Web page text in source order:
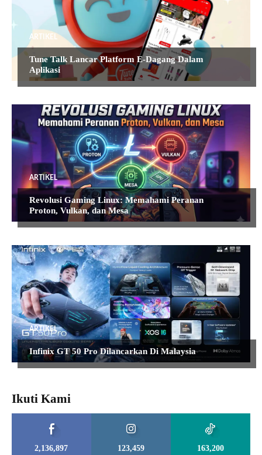
ARTIKEL
Tune Talk Lancar Platform E-Dagang Dalam
Aplikasi
ARTIKEL
Revolusi Gaming Linux: Memahami Peranan
Proton, Vulkan, dan Mesa
ARTIKEL
Infinix GT 50 Pro Dilancarkan Di Malaysia
Ikuti Kami
2,136,897
123,459
163,200